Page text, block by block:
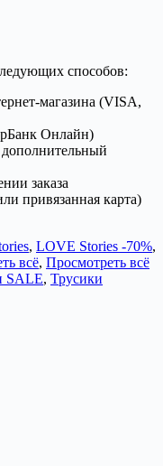
способов:
магазина (VISA,
Онлайн)
заказа
привязанная карта)
, LOVE Stories -70%,
всё, Просмотреть всё
SALE, Трусики